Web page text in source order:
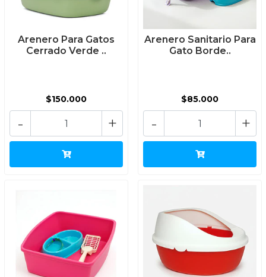
Arenero Para Gatos
Cerrado Verde ..
$150.000
+
-
Arenero Sanitario Para
Gato Borde..
$85.000
+
-